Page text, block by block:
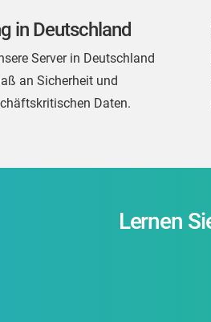
in Deutschland
Server in Deutschland
an Sicherheit und
Daten.
Lernen